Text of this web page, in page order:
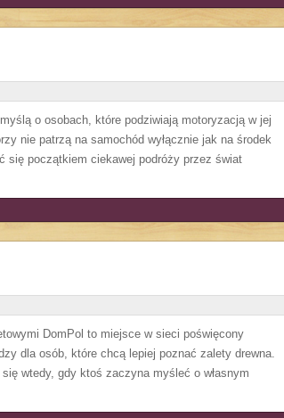
o osobach, które podziwiają motoryzacją w jej
nie patrzą na samochód wyłącznie jak na środek
się początkiem ciekawej podróży przez świat
DomPol to miejsce w sieci poświęcony
dla osób, które chcą lepiej poznać zalety drewna.
wtedy, gdy ktoś zaczyna myśleć o własnym